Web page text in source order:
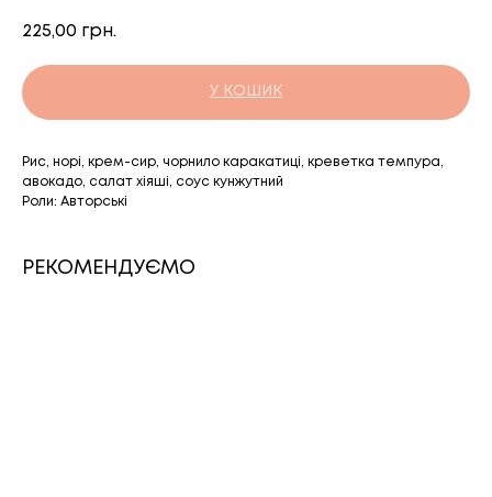
225,00 грн.
У КОШИК
Рис, норі, крем-сир, чорнило каракатиці, креветка темпура,
авокадо, салат хіяші, соус кунжутний
Роли: Авторські
РЕКОМЕНДУЄМО